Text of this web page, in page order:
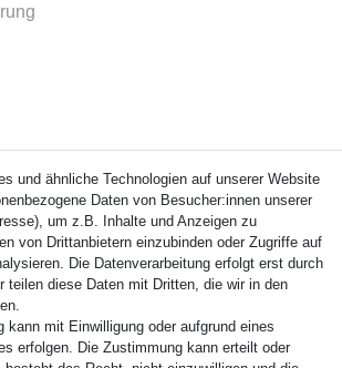
und ähnliche Technologien auf unserer Website
Daten von Besucher:innen unserer
um z.B. Inhalte und Anzeigen zu
von Drittanbietern einzubinden oder Zugriffe auf
Die Datenverarbeitung erfolgt erst durch
teilen diese Daten mit Dritten, die wir in den
kann mit Einwilligung oder aufgrund eines
erfolgen. Die Zustimmung kann erteilt oder